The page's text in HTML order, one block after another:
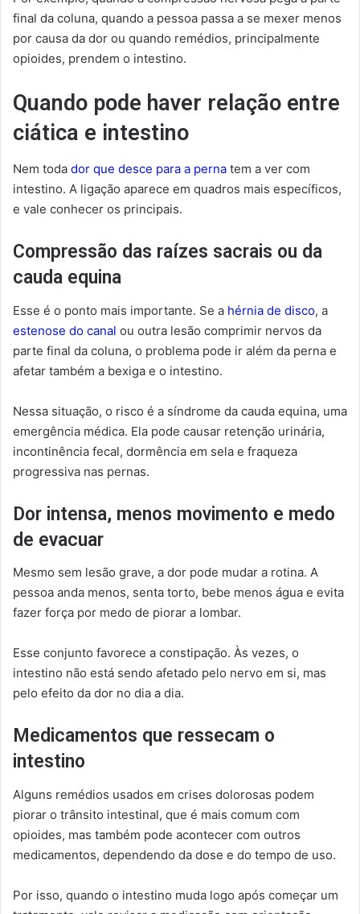
final da coluna, quando a pessoa passa a se mexer menos
por causa da dor ou quando remédios, principalmente
opioides, prendem o intestino.
Quando pode haver relação entre
ciática e intestino
Nem toda dor que desce para a perna tem a ver com
intestino. A ligação aparece em quadros mais específicos,
e vale conhecer os principais.
Compressão das raízes sacrais ou da
cauda equina
Esse é o ponto mais importante. Se a hérnia de disco, a
estenose do canal ou outra lesão comprimir nervos da
parte final da coluna, o problema pode ir além da perna e
afetar também a bexiga e o intestino.
Nessa situação, o risco é a síndrome da cauda equina, uma
emergência médica. Ela pode causar retenção urinária,
incontinência fecal, dormência em sela e fraqueza
progressiva nas pernas.
Dor intensa, menos movimento e medo
de evacuar
Mesmo sem lesão grave, a dor pode mudar a rotina. A
pessoa anda menos, senta torto, bebe menos água e evita
fazer força por medo de piorar a lombar.
Esse conjunto favorece a constipação. Às vezes, o
intestino não está sendo afetado pelo nervo em si, mas
pelo efeito da dor no dia a dia.
Medicamentos que ressecam o
intestino
Alguns remédios usados em crises dolorosas podem
piorar o trânsito intestinal, que é mais comum com
opioides, mas também pode acontecer com outros
medicamentos, dependendo da dose e do tempo de uso.
Por isso, quando o intestino muda logo após começar um